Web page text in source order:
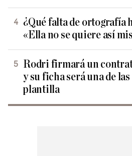
¿Qué falta de ortografía
«Ella no se quiere así
Rodri firmará un
y su ficha será una de
plantilla